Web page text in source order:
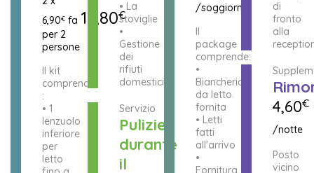
6,90€ fa 13,80€
per 2
persone
Il kit
comprende
:
• 1
lenzuolo
inferiore
per
letto
• La
stoviglie
•
Gestione
dei
rifiuti
domestici
Servizio
Pulizie
durante
il
/soggiorno
Il
package
comprende:
•
Biancheria
da letto
fornita
• Letti
fatti
all'arrivo
•
Fornitura
di
fronto
alla
4,60€
/notte
Posto
vicino